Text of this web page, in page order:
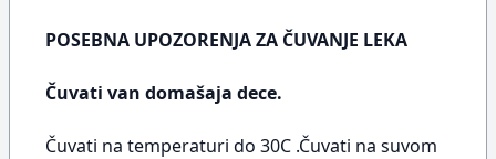
POSEBNA UPOZORENJA ZA ČUVANJE LEKA
Čuvati van domašaja dece.
Čuvati na temperaturi do 30C .Čuvati na suvom